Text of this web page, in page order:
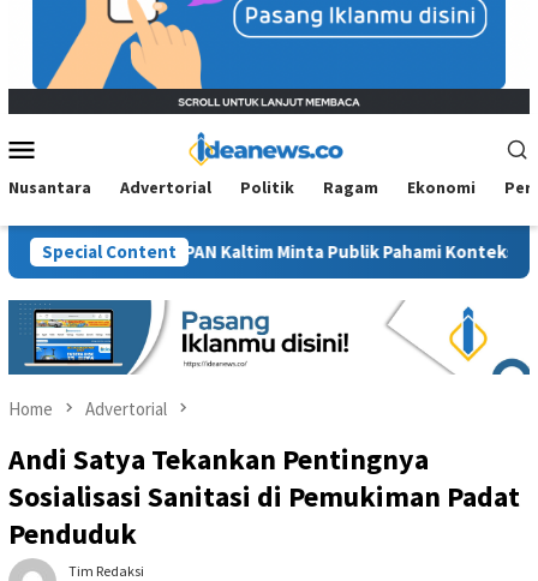
Menu
Nusantara Advertorial Politik Ragam Ekonomi
Special Content
BM PAN Kaltim Minta Publik Pahami Konteks Pidato Secara
Home Advertorial
Andi Satya Tekankan Pentingnya
Sosialisasi Sanitasi di Pemukiman Padat
Penduduk
Tim Redaksi